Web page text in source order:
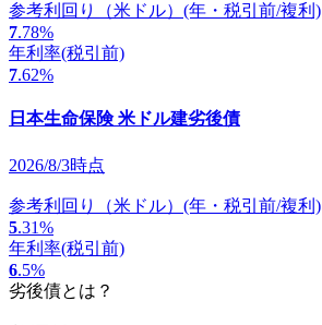
参考利回り（米ドル） (年・税引前/複利)
7.78%
年利率(税引前)
7.62%
日本生命保険 米ドル建劣後債
2026/8/3時点
参考利回り（米ドル） (年・税引前/複利)
5.31%
年利率(税引前)
6.5%
劣後債とは？